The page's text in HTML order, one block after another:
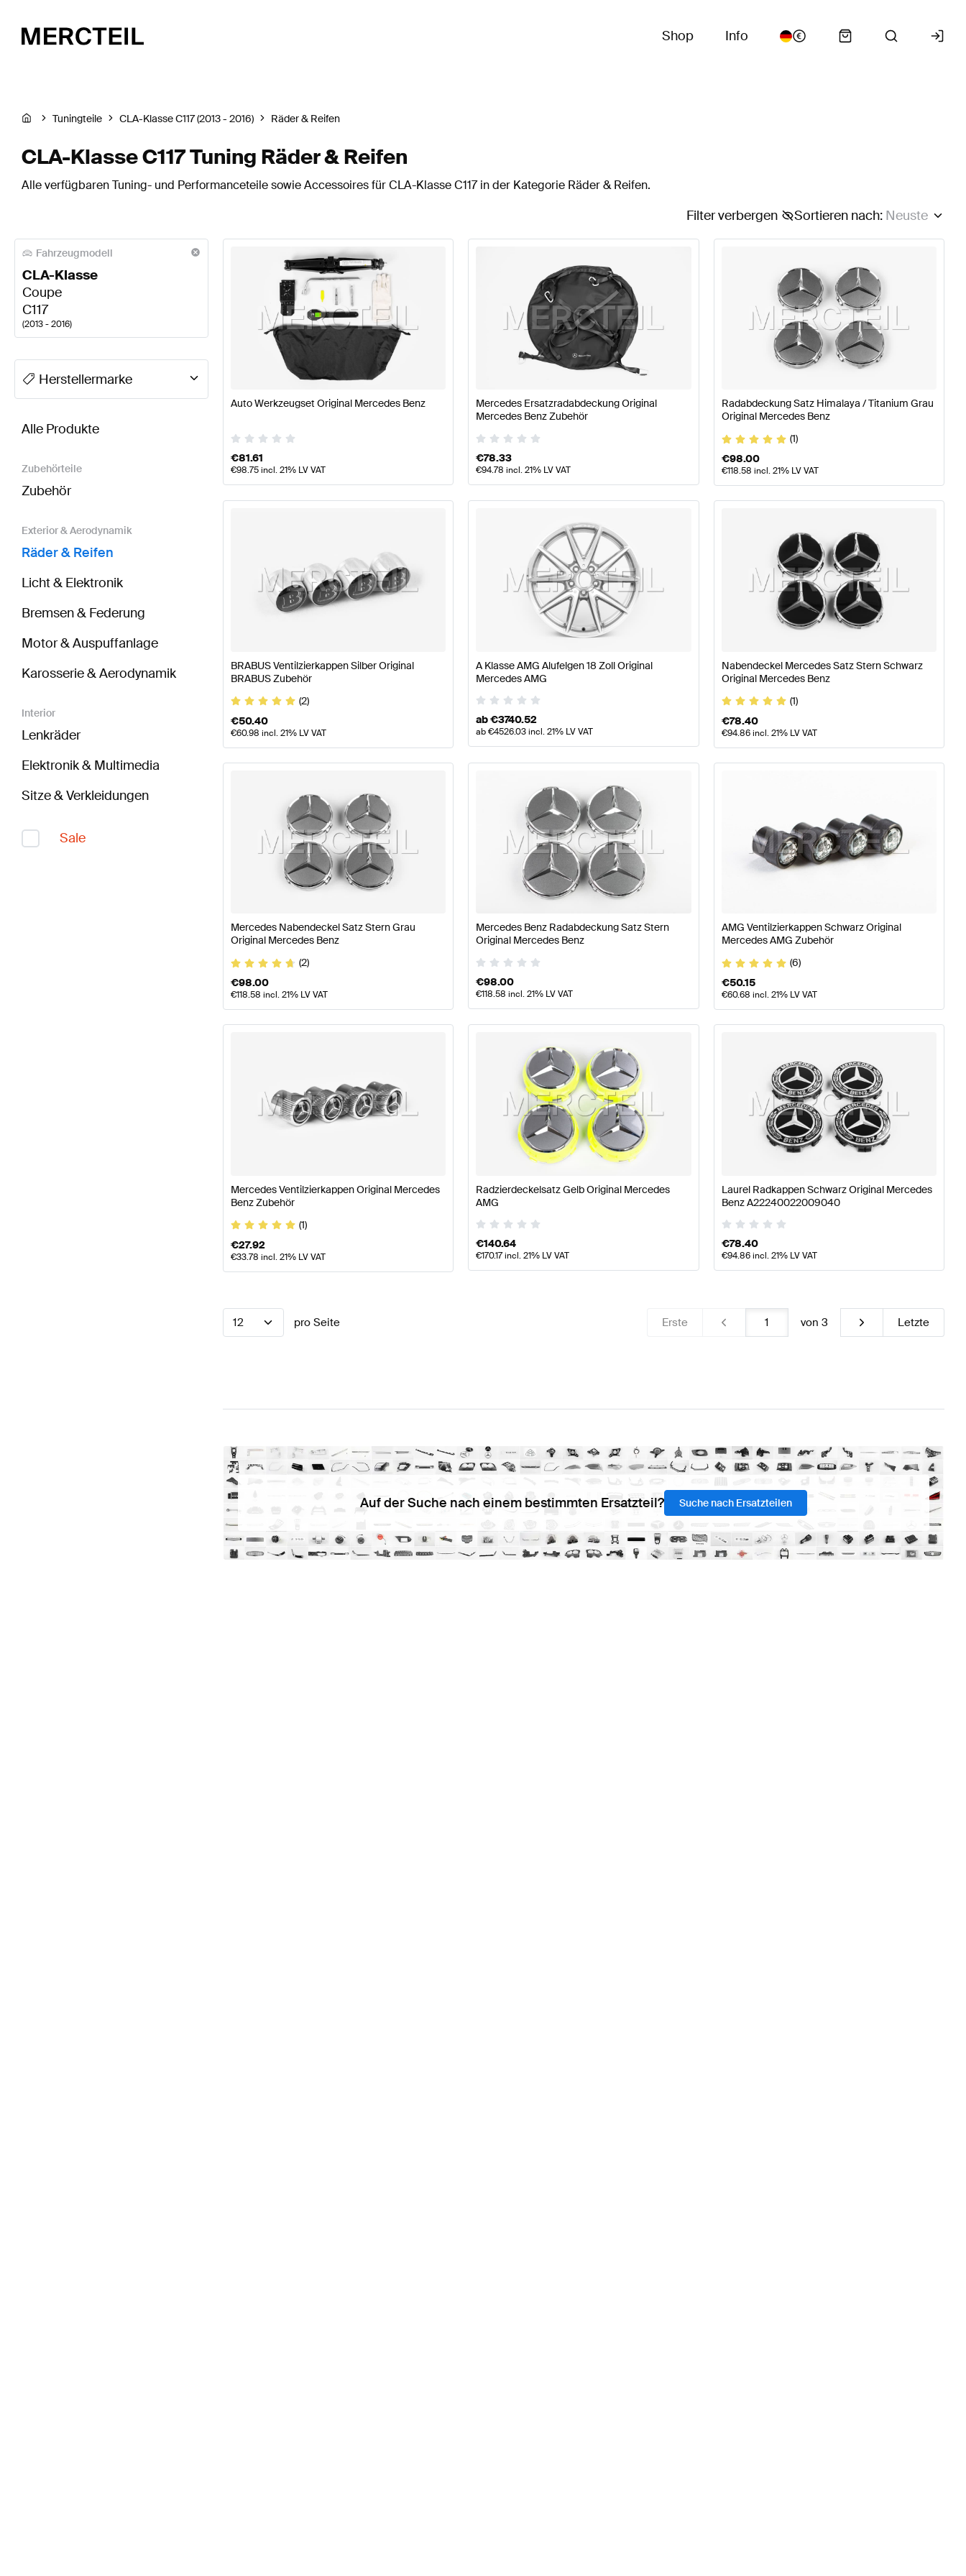
Shop Info
Tuningteile CLA-Klasse C117 (2013 - 2016) Räder & Reifen
CLA-Klasse C117 Tuning Räder & Reifen
Alle verfügbaren Tuning- und Performanceteile sowie Accessoires für CLA-Klasse C117 in der Kategorie Räder & Reifen.
Sortieren nach: Neuste
Filter verbergen
Fahrzeugmodell
CLA-Klasse
Coupe
C117
(2013 - 2016)
A-Klasse Tuning Räder & ReifenA-Klasse W177 Modellpflege Tuning Räder & Reifen A-Klasse W177 Tuning Räder & Reifen
A-Klasse W176 Modellpflege Tuning
Herstellermarke
BRABUS CLA-Klasse C117 Räder & ReifenAMG CLA-Klasse C117 Räder & ReifenMercedes-Benz CLA-Klasse C117 Räder & Reifen
Alle Produkte
Zubehörteile
Zubehör
Exterior & Aerodynamik
Räder & Reifen
Licht & Elektronik
Bremsen & Federung
Motor & Auspuffanlage
Karosserie & Aerodynamik
Interior
Lenkräder
Elektronik & Multimedia
Sitze & Verkleidungen
Sale
Auto Werkzeugset Original Mercedes Benz
€81.61
€98.75incl. 21% LV VAT
Mercedes Ersatzradabdeckung Original
Mercedes Benz Zubehör
€78.33
€94.78 incl. 21% LV VAT
Radabdeckung Satz Himalaya / Titanium Grau
Original Mercedes Benz
(1)
€98.00
€118.58 incl. 21% LV VAT
BRABUS Ventilzierkappen Silber Original
BRABUS Zubehör
(2)
€50.40
€60.98 incl. 21% LV VAT
A Klasse AMG Alufelgen 18 Zoll Original
Mercedes AMG
ab€3740.52
ab€4526.03incl. 21% LV VAT
Nabendeckel Mercedes Satz Stern Schwarz
Original Mercedes Benz
(1)
€78.40
€94.86incl. 21% LV VAT
Mercedes Nabendeckel Satz Stern Grau
Original Mercedes Benz
(2)
€98.00
€118.58 incl. 21% LV VAT
Mercedes Benz Radabdeckung Satz Stern
Original Mercedes Benz
€98.00
€118.58 incl. 21% LV VAT
AMG Ventilzierkappen Schwarz Original
Mercedes AMG Zubehör
(6)
€50.15
€60.68 incl. 21% LV VAT
Mercedes Ventilzierkappen Original Mercedes
Benz Zubehör
(1)
€27.92
€33.78 incl. 21% LV VAT
Radzierdeckelsatz Gelb Original Mercedes
AMG
€140.64
€170.17incl. 21% LV VAT
Laurel Radkappen Schwarz Original Mercedes
Benz A22240022009040
€78.40
€94.86incl. 21% LV VAT
12 pro Seite Erste von 3 Letzte
Auf der Suche nach einem bestimmten Ersatzteil? Suche nach Ersatzteilen